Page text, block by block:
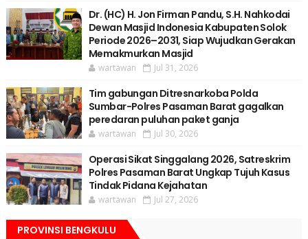
Dr. (HC) H. Jon Firman Pandu, S.H. Nahkodai
Dewan Masjid Indonesia Kabupaten Solok
Periode 2026–2031, Siap Wujudkan Gerakan
Memakmurkan Masjid
wartawan Jul 31, 2026
Tim gabungan Ditresnarkoba Polda
Sumbar-Polres Pasaman Barat gagalkan
peredaran puluhan paket ganja
wartawan Jul 30, 2026
Operasi Sikat Singgalang 2026, Satreskrim
Polres Pasaman Barat Ungkap Tujuh Kasus
Tindak Pidana Kejahatan
wartawan Jul 27, 2026
PROVINSI BENGKULU